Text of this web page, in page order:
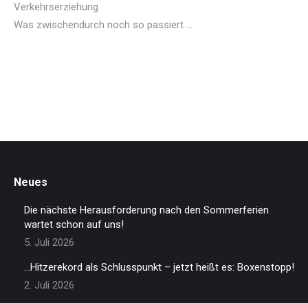
Verkehrserziehung
Was zwischendurch noch so passiert …
Neues
Die nächste Herausforderung nach den Sommerferien
wartet schon auf uns!
5. Juli 2026
…Hitzerekord als Schlusspunkt – jetzt heißt es: Boxenstopp!
2. Juli 2026